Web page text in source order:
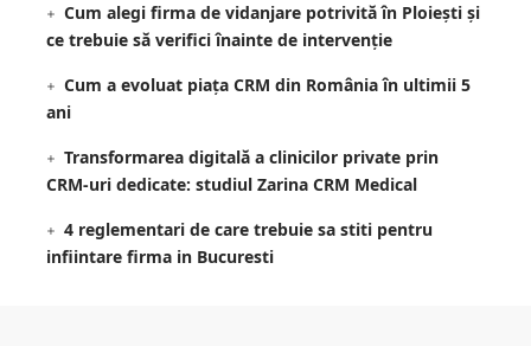
Cum alegi firma de vidanjare potrivită în Ploiești și
ce trebuie să verifici înainte de intervenție
Cum a evoluat piața CRM din România în ultimii 5
ani
Transformarea digitală a clinicilor private prin
CRM-uri dedicate: studiul Zarina CRM Medical
4 reglementari de care trebuie sa stiti pentru
infiintare firma in Bucuresti